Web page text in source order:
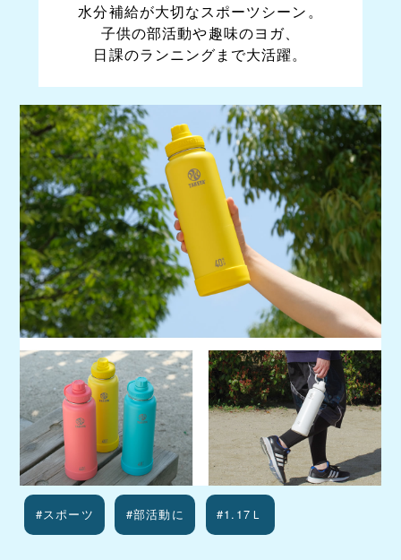
水分補給が大切なスポーツシーン。
子供の部活動や趣味のヨガ、
日課のランニングまで大活躍。
#スポーツ #部活動に #1.17Ｌ